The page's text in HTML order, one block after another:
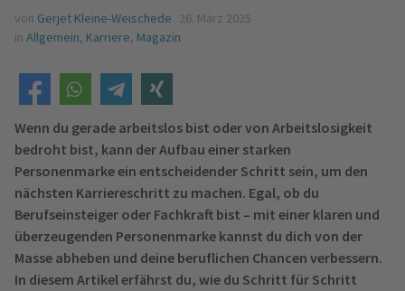
von Gerjet Kleine-Weischede 26. März 2025
in Allgemein, Karriere, Magazin
Wenn du gerade arbeitslos bist oder von Arbeitslosigkeit
bedroht bist, kann der Aufbau einer starken
Personenmarke ein entscheidender Schritt sein, um den
nächsten Karriereschritt zu machen. Egal, ob du
Berufseinsteiger oder Fachkraft bist – mit einer klaren und
überzeugenden Personenmarke kannst du dich von der
Masse abheben und deine beruflichen Chancen verbessern.
In diesem Artikel erfährst du, wie du Schritt für Schritt